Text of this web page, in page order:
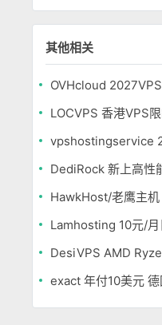
其他相关
OVHcloud
vpshostingservice
Lamhosting 10元/月
exact 年付10美元 德